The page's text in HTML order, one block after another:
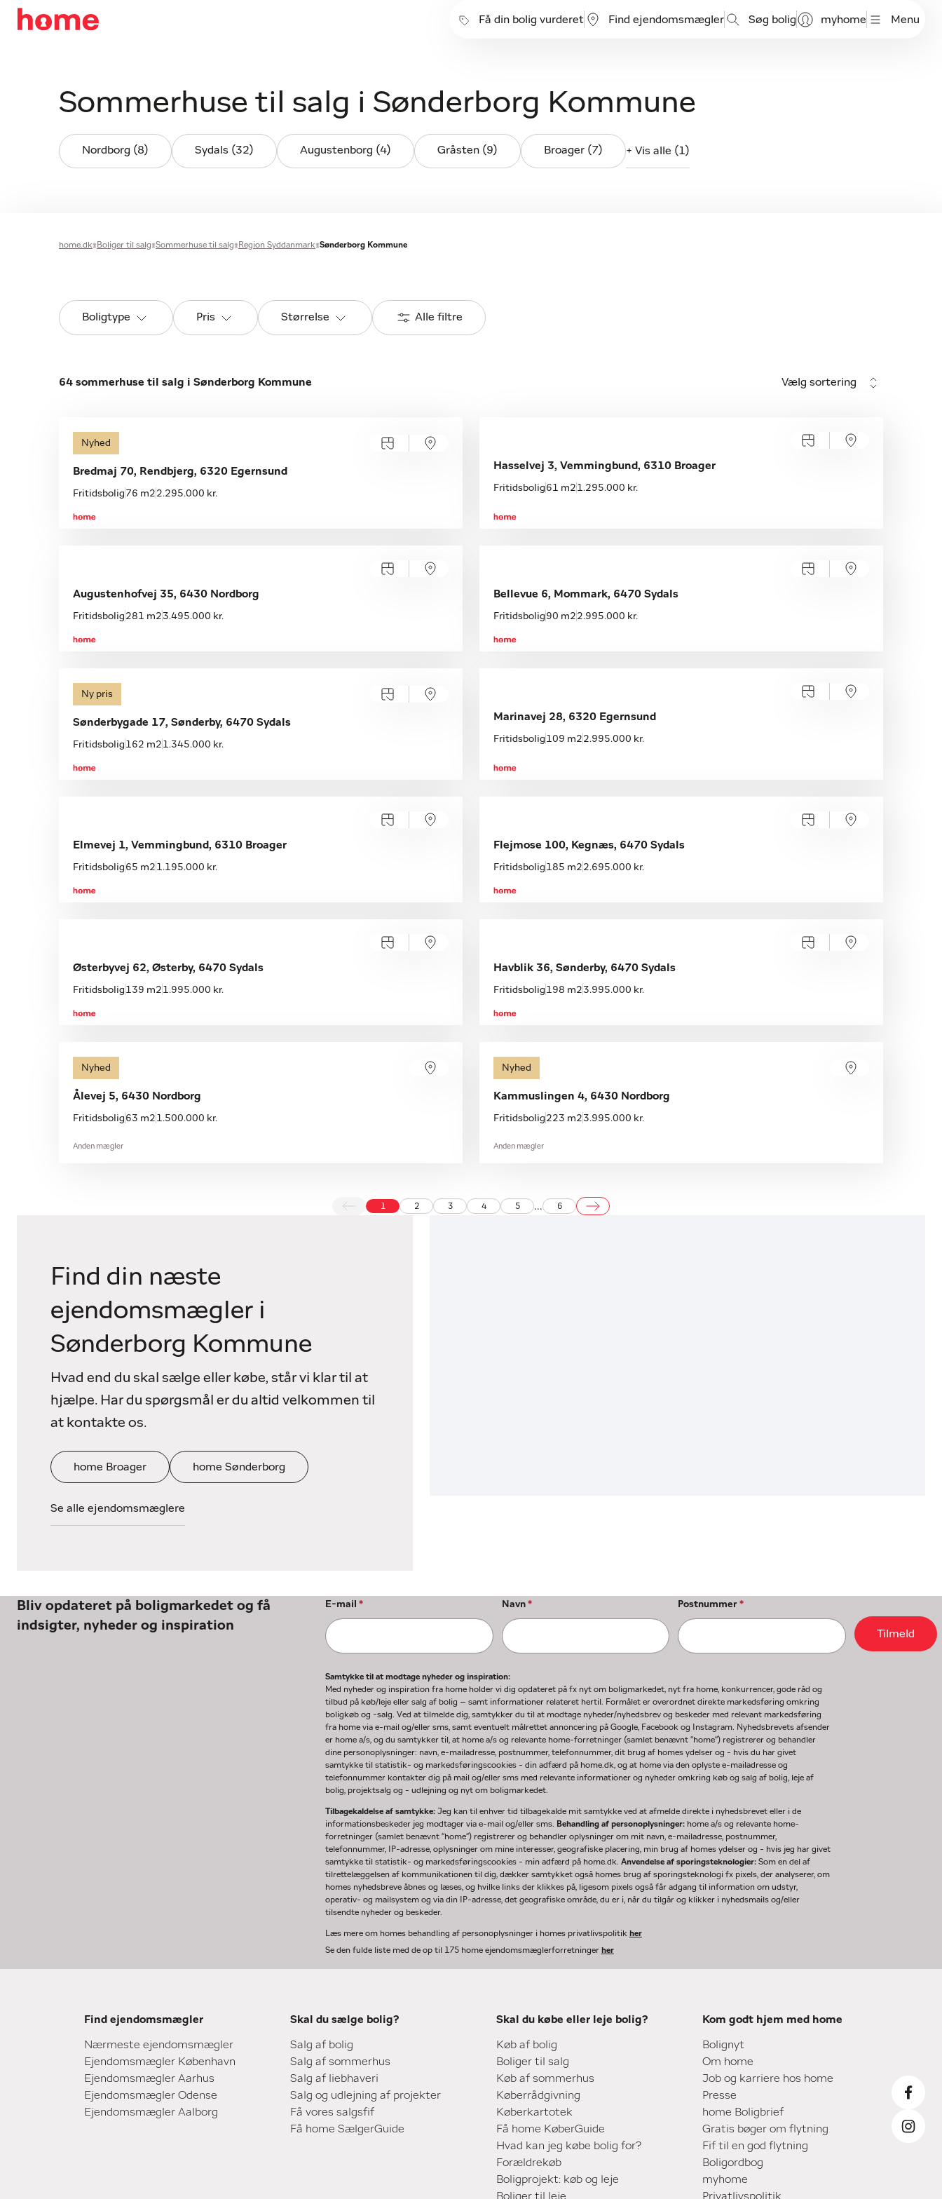
Få din bolig vurderet Find ejendomsmægler Søg bolig myhome Menu
Sommerhuse til salg i Sønderborg Kommune
Nordborg (8) Sydals (32) Augustenborg (4) Gråsten (9) Broager (7) + Vis alle (1)
home.dk Boliger til salg Sommerhuse til salg Region Syddanmark Sønderborg Kommune
Boligtype Pris Størrelse Alle filtre
64 sommerhuse til salg i Sønderborg Kommune Vælg sortering
Nyhed
Bredmaj 70, Rendbjerg, 6320 Egernsund
Fritidsbolig 76 m2 2.295.000 kr.
Hasselvej 3, Vemmingbund, 6310 Broager
Fritidsbolig 61 m2 1.295.000 kr.
Augustenhofvej 35, 6430 Nordborg
Fritidsbolig 281 m2 3.495.000 kr.
Bellevue 6, Mommark, 6470 Sydals
Fritidsbolig 90 m2 2.995.000 kr.
Ny pris
Sønderbygade 17, Sønderby, 6470 Sydals
Fritidsbolig 162 m2 1.345.000 kr.
Marinavej 28, 6320 Egernsund
Fritidsbolig 109 m2 2.995.000 kr.
Elmevej 1, Vemmingbund, 6310 Broager
Fritidsbolig 65 m2 1.195.000 kr.
Flejmose 100, Kegnæs, 6470 Sydals
Fritidsbolig 185 m2 2.695.000 kr.
Østerbyvej 62, Østerby, 6470 Sydals
Fritidsbolig 139 m2 1.995.000 kr.
Havblik 36, Sønderby, 6470 Sydals
Fritidsbolig 198 m2 3.995.000 kr.
Nyhed
Ålevej 5, 6430 Nordborg
Fritidsbolig 63 m2 1.500.000 kr.
Anden mægler
Nyhed
Kammuslingen 4, 6430 Nordborg
Fritidsbolig 223 m2 3.995.000 kr.
Anden mægler
1 2 3 4 5 ... 6
Find din næste
ejendomsmægler i
Sønderborg Kommune
Hvad end du skal sælge eller købe, står vi klar til at
hjælpe. Har du spørgsmål er du altid velkommen til
at kontakte os.
home Broager home Sønderborg
Se alle ejendomsmæglere
Bliv opdateret på boligmarkedet og få
indsigter, nyheder og inspiration
E-mail * Navn * Postnummer*
Tilmeld
Samtykke til at modtage nyheder og inspiration:
Med nyheder og inspiration fra home holder vi dig opdateret på fx nyt om boligmarkedet, nyt fra home, konkurrencer, gode råd og
tilbud på køb/leje eller salg af bolig – samt informationer relateret hertil. Formålet er overordnet direkte markedsføring omkring
boligkøb og -salg. Ved at tilmelde dig, samtykker du til at modtage nyheder/nyhedsbrev og beskeder med relevant markedsføring
fra home via e-mail og/eller sms, samt eventuelt målrettet annoncering på Google, Facebook og Instagram. Nyhedsbrevets afsender
er home a/s, og du samtykker til, at home a/s og relevante home-forretninger (samlet benævnt "home") registrerer og behandler
dine personoplysninger: navn, e-mailadresse, postnummer, telefonnummer, dit brug af homes ydelser og - hvis du har givet
samtykke til statistik- og markedsføringscookies - din adfærd på home.dk, og at home via den oplyste e-mailadresse og
telefonnummer kontakter dig på mail og/eller sms med relevante informationer og nyheder omkring køb og salg af bolig, leje af
bolig, projektsalg og - udlejning og nyt om boligmarkedet.
Tilbagekaldelse af samtykke:Jeg kan til enhver tid tilbagekalde mit samtykke ved at afmelde direkte i nyhedsbrevet eller i de
informationsbeskeder jeg modtager via e-mail og/eller sms. Behandling af personoplysninger: home a/s og relevante home-
forretninger (samlet benævnt "home") registrerer og behandler oplysninger om mit navn, e-mailadresse, postnummer,
telefonnummer, IP-adresse, oplysninger om mine interesser, geografiske placering, min brug af homes ydelser og - hvis jeg har givet
samtykke til statistik- og markedsføringscookies - min adfærd på home.dk. Anvendelse af sporingsteknologier:Som en del af
tilrettelæggelsen af kommunikationen til dig, dækker samtykket også homes brug af sporingsteknologi fx pixels, der analyserer, om
homes nyhedsbreve åbnes og læses, og hvilke links der klikkes på, ligesom pixels også får adgang til information om udstyr,
operativ- og mailsystem og via din IP-adresse, det geografiske område, du er i, når du tilgår og klikker i nyhedsmails og/eller
tilsendte nyheder og beskeder.
Læs mere om homes behandling af personoplysninger i homes privatlivspolitik her
Se den fulde liste med de op til 175 home ejendomsmæglerforretninger her
Find ejendomsmægler
Nærmeste ejendomsmægler
Ejendomsmægler København
Ejendomsmægler Aarhus
Ejendomsmægler Odense
Ejendomsmægler Aalborg
Skal du sælge bolig?
Salg af bolig
Salg af sommerhus
Salg af liebhaveri
Salg og udlejning af projekter
Få vores salgsfif
Få home SælgerGuide
Skal du købe eller leje bolig?
Køb af bolig
Boliger til salg
Køb af sommerhus
Køberrådgivning
Køberkartotek
Få home KøberGuide
Hvad kan jeg købe bolig for?
Forældrekøb
Boligprojekt: køb og leje
Boliger til leje
Kom godt hjem med home
Bolignyt
Om home
Job og karriere hos home
Presse
home Boligbrief
Gratis bøger om flytning
Fif til en god flytning
Boligordbog
myhome
Privatlivspolitik